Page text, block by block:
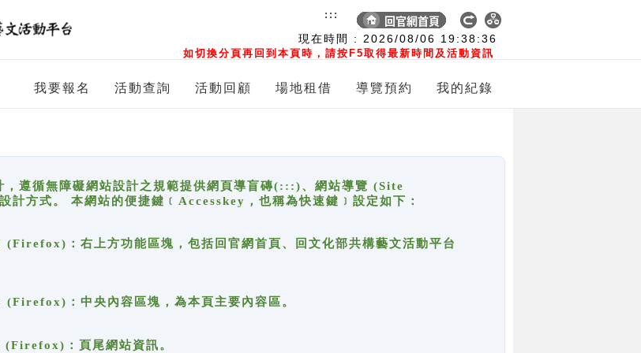
現在時間 : 2026/08/06 19:38:36
如切換分頁再回到本頁時，請按F5取得最新時間及活動資訊
:::
我要報名 活動查詢 活動回顧 場地租借 導覽預約 我的紀錄
，遵循無障礙網站設計之規範提供網頁導盲磚(:::)、網站導覽 (Site
方式。 本網站的便捷鍵﹝Accesskey，也稱為快速鍵﹞設定如下：
：右上方功能區塊，包括回官網首頁、回文化部共構藝文活動平台
：中央內容區塊，為本頁主要內容區。
：頁尾網站資訊。